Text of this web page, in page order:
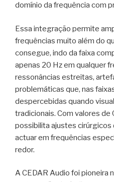
domínio da frequência com
Essa integração permite
frequências muito além do
consegue, indo da faixa
apenas 20 Hz em qualquer
ressonâncias estreitas,
problemáticas que, nas
despercebidas quando
tradicionais. Com valores de
possibilita ajustes cirúrgicos
actuar em frequências
redor.
A CEDAR Audio foi pioneira